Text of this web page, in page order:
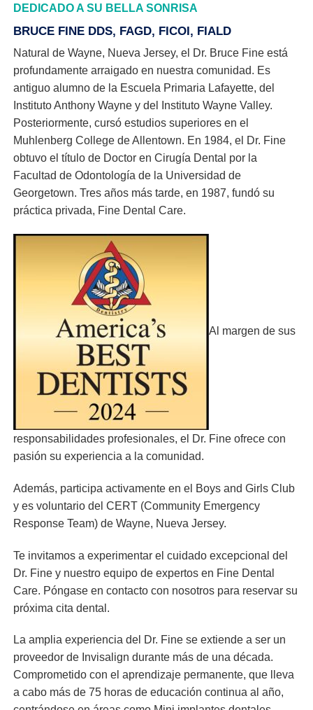
DEDICADO A SU BELLA SONRISA
BRUCE FINE DDS, FAGD, FICOI, FIALD
Natural de Wayne, Nueva Jersey, el Dr. Bruce Fine está
profundamente arraigado en nuestra comunidad. Es
antiguo alumno de la Escuela Primaria Lafayette, del
Instituto Anthony Wayne y del Instituto Wayne Valley.
Posteriormente, cursó estudios superiores en el
Muhlenberg College de Allentown. En 1984, el Dr. Fine
obtuvo el título de Doctor en Cirugía Dental por la
Facultad de Odontología de la Universidad de
Georgetown. Tres años más tarde, en 1987, fundó su
práctica privada, Fine Dental Care.
Al margen de sus
responsabilidades profesionales, el Dr. Fine ofrece con
pasión su experiencia a la comunidad.
Además, participa activamente en el Boys and Girls Club
y es voluntario del CERT (Community Emergency
Response Team) de Wayne, Nueva Jersey.
Te invitamos a experimentar el cuidado excepcional del
Dr. Fine y nuestro equipo de expertos en Fine Dental
Care. Póngase en contacto con nosotros para reservar su
próxima cita dental.
La amplia experiencia del Dr. Fine se extiende a ser un
proveedor de Invisalign durante más de una década.
Comprometido con el aprendizaje permanente, que lleva
a cabo más de 75 horas de educación continua al año,